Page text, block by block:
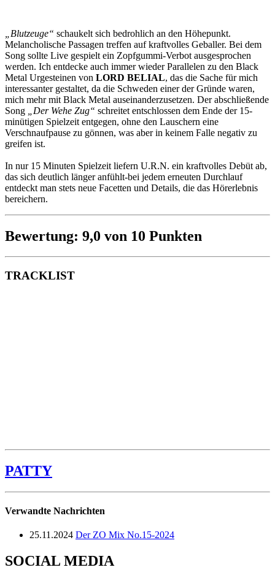
„Blutzeuge“ schaukelt sich bedrohlich an den Höhepunkt.
Melancholische Passagen treffen auf kraftvolles Geballer. Bei dem
Song sollte Live gespielt ein Zopfgummi-Verbot ausgesprochen
werden. Ich entdecke auch immer wieder Parallelen zu den Black
Metal Urgesteinen von LORD BELIAL, das die Sache für mich
interessanter gestaltet, da die Schweden einer der Gründe waren,
mich mehr mit Black Metal auseinanderzusetzen. Der abschließende
Song
„Der Wehe Zug“ schreitet entschlossen dem Ende der 15-
minütigen Spielzeit entgegen, ohne den Lauschern eine
Verschnaufpause zu gönnen, was aber in keinem Falle negativ zu
greifen ist.
In nur 15 Minuten Spielzeit liefern U.R.N. ein kraftvolles Debüt ab,
das sich deutlich länger anfühlt-bei jedem erneuten Durchlauf
entdeckt man stets neue Facetten und Details, die das Hörerlebnis
bereichern.
Bewertung: 9,0 von 10 Punkten
TRACKLIST
PATTY
Verwandte Nachrichten
25.11.2024 Der ZO Mix No.15-2024
SOCIAL MEDIA